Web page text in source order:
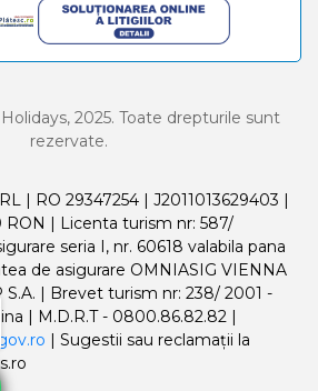
2025. Toate drepturile sunt
rezervate.
| RO 29347254 | J2011013629403 |
RON | Licenta turism nr: 587/
seria I, nr. 60618 valabila pana
de asigurare OMNIASIG VIENNA
S.A. | Brevet turism nr: 238/ 2001 -
| M.D.R.T - 0800.86.82.82 |
| Sugestii sau reclamații la